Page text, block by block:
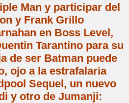
Man y participar del
y Frank Grillo
en Boss Level,
Tarantino para su
de ser Batman puede
ojo a la estrafalaria
Sequel, un nuevo
y otro de Jumanji: